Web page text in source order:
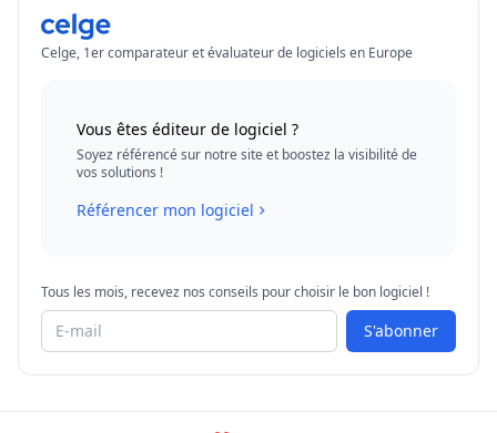
Celge, 1er comparateur et évaluateur de logiciels en Europe
Vous êtes éditeur de logiciel ?
Soyez référencé sur notre site et boostez la visibilité de
vos solutions !
Référencer mon logiciel
Tous les mois, recevez nos conseils pour choisir le bon logiciel !
S'abonner